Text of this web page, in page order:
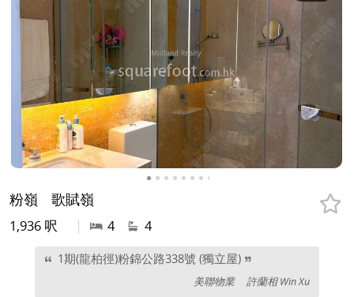
粉嶺 歌賦嶺
1,936 呎 | 4 4
1期(龍柏徑)粉錦公路338號 (獨立屋)
美聯物業 許蘭相 Win Xu